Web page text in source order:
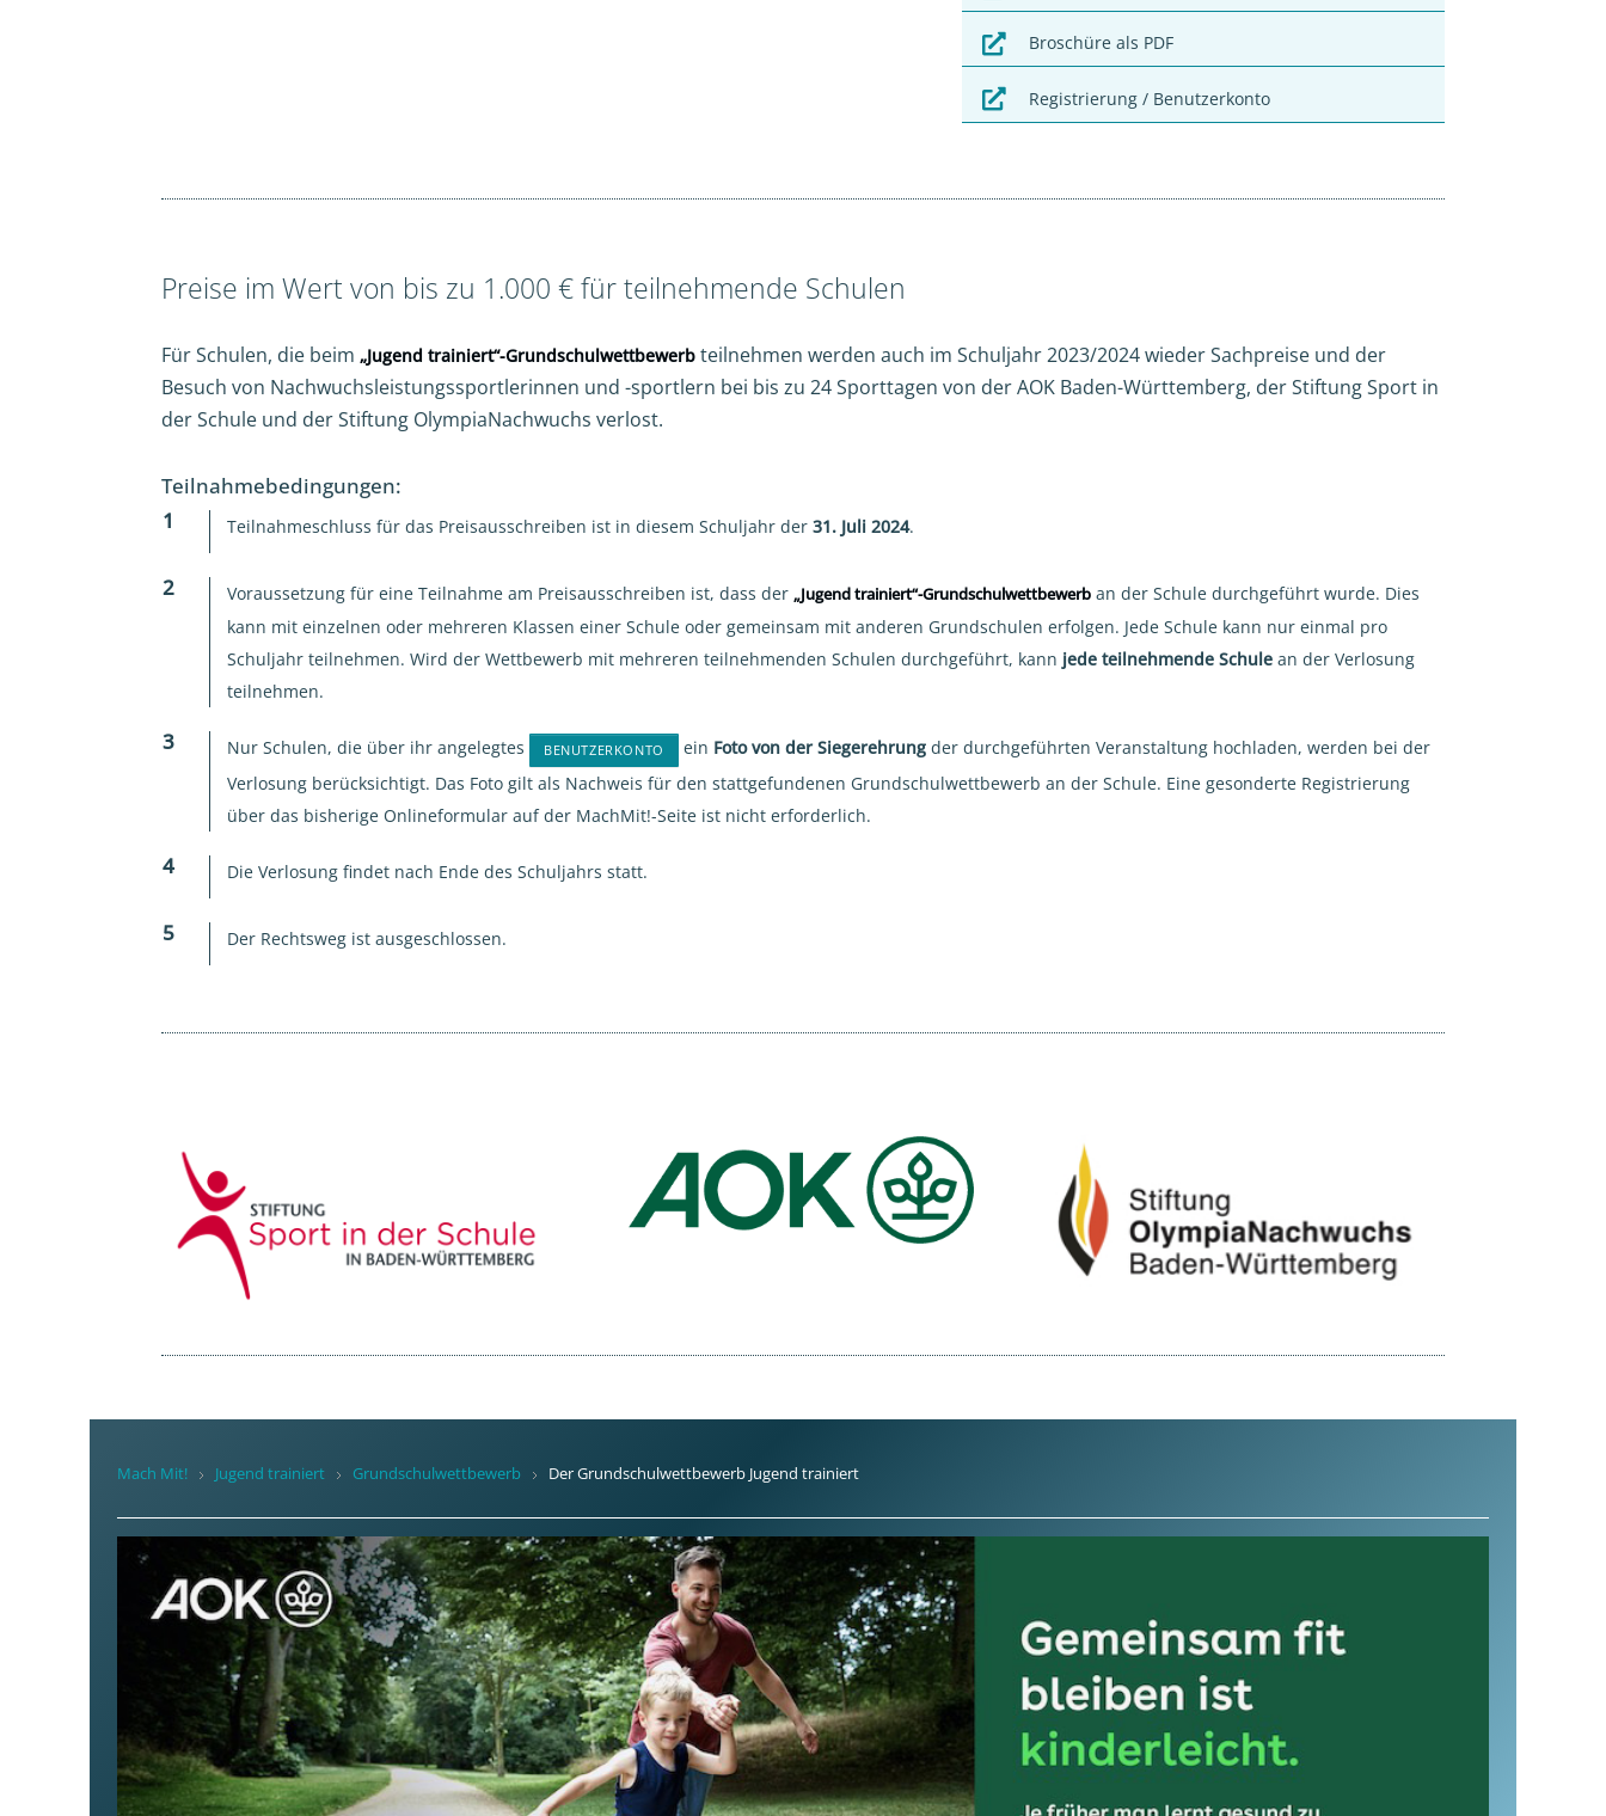
Broschüre als PDF
Registrierung / Benutzerkonto
Preise im Wert von bis zu 1.000 € für teilnehmende Schulen
Für Schulen, die beim „Jugend trainiert“-Grundschulwettbewerbteilnehmen werden auch im Schuljahr 2023/2024 wieder Sachpreise und der
Besuch von Nachwuchsleistungssportlerinnen und -sportlern bei bis zu 24 Sporttagen von der AOK Baden-Württemberg, der Stiftung Sport in
der Schule und der Stiftung OlympiaNachwuchs verlost.
Teilnahmebedingungen:
Teilnahmeschluss für das Preisausschreiben ist in diesem Schuljahr der 31. Juli 2024.
Voraussetzung für eine Teilnahme am Preisausschreiben ist, dass der „Jugend trainiert“-Grundschulwettbewerban der Schule durchgeführt wurde. Dies
kann mit einzelnen oder mehreren Klassen einer Schule oder gemeinsam mit anderen Grundschulen erfolgen. Jede Schule kann nur einmal pro
Schuljahr teilnehmen. Wird der Wettbewerb mit mehreren teilnehmenden Schulen durchgeführt, kann jede teilnehmende Schulean der Verlosung
teilnehmen.
Nur Schulen, die über ihr angelegtes BENUTZERKONTO ein Foto von der Siegerehrungder durchgeführten Veranstaltung hochladen, werden bei der
Verlosung berücksichtigt. Das Foto gilt als Nachweis für den stattgefundenen Grundschulwettbewerb an der Schule. Eine gesonderte Registrierung
über das bisherige Onlineformular auf der MachMit!-Seite ist nicht erforderlich.
Die Verlosung findet nach Ende des Schuljahrs statt.
Der Rechtsweg ist ausgeschlossen.
Mach Mit! Jugend trainiert Grundschulwettbewerb Der Grundschulwettbewerb Jugend trainiert